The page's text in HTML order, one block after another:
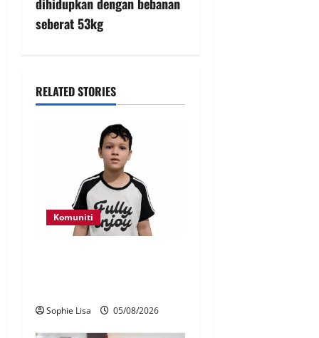
seberat 53kg
RELATED STORIES
Komuniti
Sophie Lisa 05/08/2026